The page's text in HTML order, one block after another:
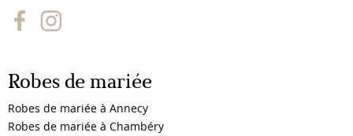
Robes de mariée
Robes de mariée à Annecy
Robes de mariée à Chambéry